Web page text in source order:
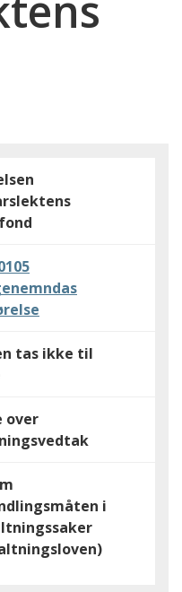
tas ikke til
over
i